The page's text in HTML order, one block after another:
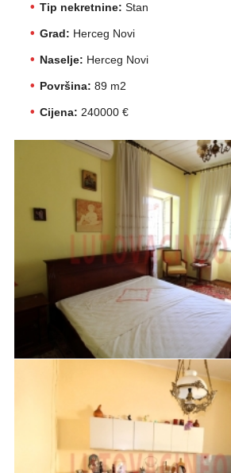
Tip nekretnine: Stan
Grad: Herceg Novi
Naselje: Herceg Novi
Površina: 89 m2
Cijena: 240000 €